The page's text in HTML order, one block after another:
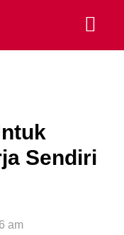
Sendiri
am